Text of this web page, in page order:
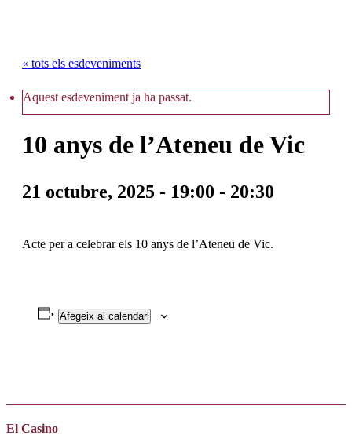
« tots els esdeveniments
Aquest esdeveniment ja ha passat.
10 anys de l’Ateneu de Vic
21 octubre, 2025 - 19:00 - 20:30
Acte per a celebrar els 10 anys de l’Ateneu de Vic.
Afegeix al calendari
El Casino